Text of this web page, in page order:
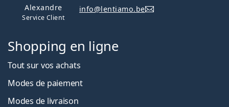
Alexandre
Service Client
info@lentiamo.be
Shopping en ligne
Tout sur vos achats
Modes de paiement
Modes de livraison